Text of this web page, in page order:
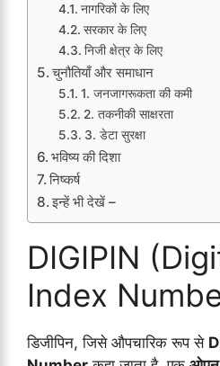
नागरिकों के लिए
सरकार के लिए
निजी क्षेत्र के लिए
चुनौतियाँ और समाधान
1. जनजागरूकता की कमी
2. तकनीकी साक्षरता
3. डेटा सुरक्षा
भविष्य की दिशा
निष्कर्ष
इन्हें भी देखें –
DIGIPIN
Index
डिजीपिन, जिसे औपचारिक रूप से